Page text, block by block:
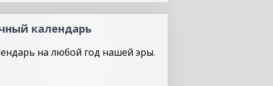
календарь
на любой год нашей эры.